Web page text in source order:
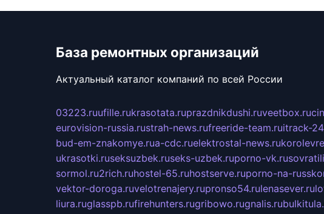
База ремонтных организаций
Актуальный каталог компаний по всей России
03223.ruufille.rukrasotata.ruprazdnikdushi.ruveetbox.ru
eurovision-russia.rustrah-news.rufreeride-team.ruitrack-
bud-em-znakomye.rua-cdc.ruelektrostal-news.ru
ukrasotki.ruseksuzbek.ruseks-uzbek.ruporno-vk.ru
sormol.ru2rich.ruhostel-65.ruhostserve.ruporno-na-
vektor-doroga.ruvelotrenajery.rupronso54.rulenasever.ru
liura.ruglasspb.rufirehunters.rugribowo.rugnalis.ru